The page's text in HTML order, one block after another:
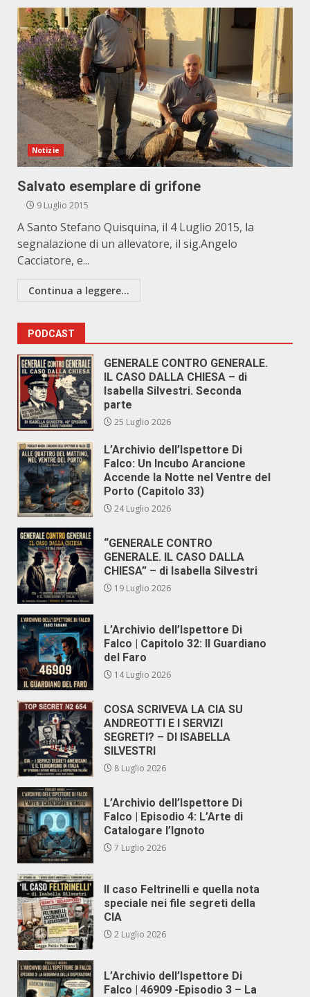
Notizie
Salvato esemplare di grifone
9 Luglio 2015
A Santo Stefano Quisquina, il 4 Luglio 2015, la
segnalazione di un allevatore, il sig.Angelo
Cacciatore, e...
Continua a leggere...
PODCAST
GENERALE CONTRO GENERALE.
IL CASO DALLA CHIESA – di
Isabella Silvestri. Seconda
parte
25 Luglio 2026
L’Archivio dell’Ispettore Di
Falco: Un Incubo Arancione
Accende la Notte nel Ventre del
Porto (Capitolo 33)
24 Luglio 2026
“GENERALE CONTRO
GENERALE. IL CASO DALLA
CHIESA” – di Isabella Silvestri
19 Luglio 2026
L’Archivio dell’Ispettore Di
Falco | Capitolo 32: Il Guardiano
del Faro
14 Luglio 2026
COSA SCRIVEVA LA CIA SU
ANDREOTTI E I SERVIZI
SEGRETI? – DI ISABELLA
SILVESTRI
8 Luglio 2026
L’Archivio dell’Ispettore Di
Falco | Episodio 4: L’Arte di
Catalogare l’Ignoto
7 Luglio 2026
Il caso Feltrinelli e quella nota
speciale nei file segreti della
CIA
2 Luglio 2026
L’Archivio dell’Ispettore Di
Falco | 46909 -Episodio 3 – La